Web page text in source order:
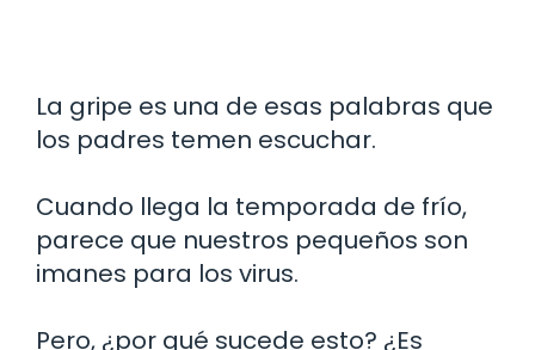
La gripe es una de esas palabras que
los padres temen escuchar.
Cuando llega la temporada de frío,
parece que nuestros pequeños son
imanes para los virus.
Pero, ¿por qué sucede esto? ¿Es